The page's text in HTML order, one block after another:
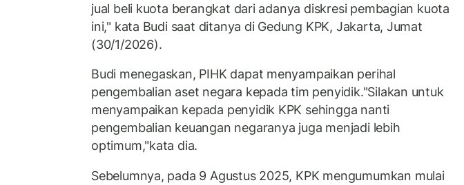
jual beli kuota berangkat dari adanya diskresi pembagian kuota
ini," kata Budi saat ditanya di Gedung KPK, Jakarta, Jumat
(30/1/2026).
Budi menegaskan, PIHK dapat menyampaikan perihal
pengembalian aset negara kepada tim penyidik."Silakan untuk
menyampaikan kepada penyidik KPK sehingga nanti
pengembalian keuangan negaranya juga menjadi lebih
optimum,"kata dia.
Sebelumnya, pada 9 Agustus 2025, KPK mengumumkan mulai